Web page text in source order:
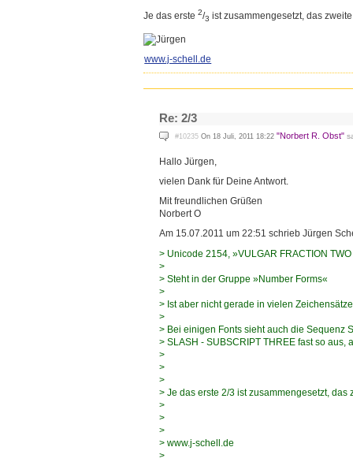
Je das erste2/3 ist zusammengesetzt, das
www.j-schell.de
Re: 2/3
#10235 On 18 Juli, 2011 18:22 "Norbert R. Obst"
Hallo Jürgen,
vielen Dank für Deine Antwort.
Mit freundlichen Grüßen
Norbert O
Am 15.07.2011 um 22:51 schrieb Jürgen
> Unicode 2154, »VULGAR FRACTION
>
> Steht in der Gruppe »Number Forms«
>
> Ist aber nicht gerade in vielen
>
> Bei einigen Fonts sieht auch die Sequenz
> SLASH - SUBSCRIPT THREE fast so aus,
>
>
>
> Je das erste 2/3 ist zusammengesetzt, das
>
>
>
> www.j-schell.de
>